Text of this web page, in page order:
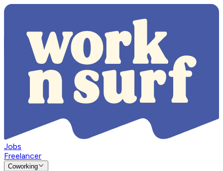
Jobs
Freelancer
Coworking